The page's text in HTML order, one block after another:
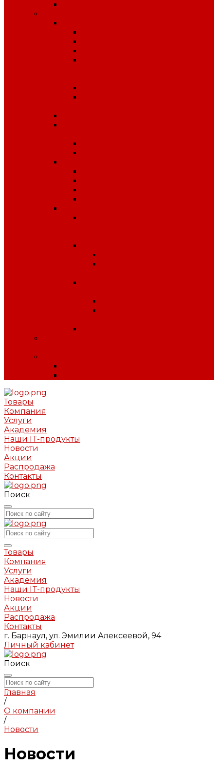
Товары
Компания
Услуги
Академия
Наши IT-продукты
Новости
Акции
Распродажа
Контакты
Поиск
Товары
Компания
Услуги
Академия
Наши IT-продукты
Новости
Акции
Распродажа
Контакты
г. Барнаул, ул. Эмилии Алексеевой, 94
Личный кабинет
Поиск
Главная
/
О компании
/
Новости
Новости